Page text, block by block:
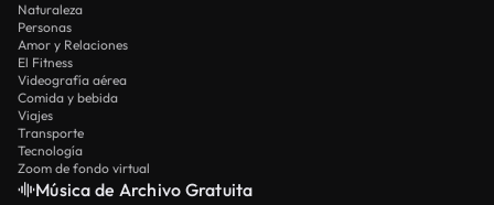
Naturaleza
Personas
Amor y Relaciones
El Fitness
Videografía aérea
Comida y bebida
Viajes
Transporte
Tecnología
Zoom de fondo virtual
Música de Archivo Gratuita